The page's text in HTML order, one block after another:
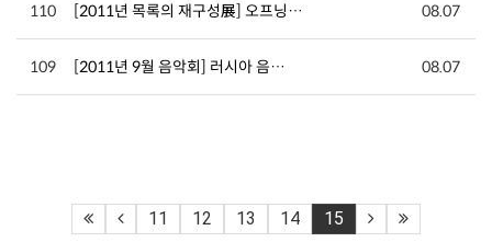
110 [2011년 목록의 재구성展] 오프닝… 08.07
109 [2011년 9월 음악회] 러시아 음… 08.07
11 12 13 14 15